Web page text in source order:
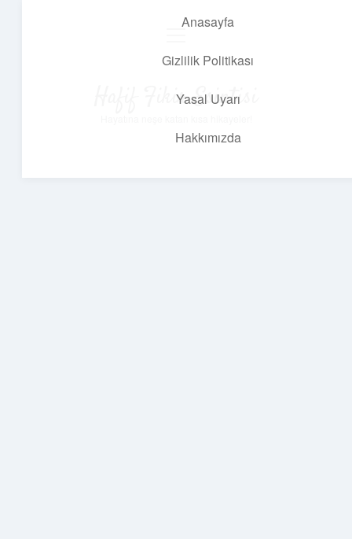
Anasayfa
Gizlilik Politikası
Yasal Uyarı
Hakkımızda
Hafif Fikir Esintisi